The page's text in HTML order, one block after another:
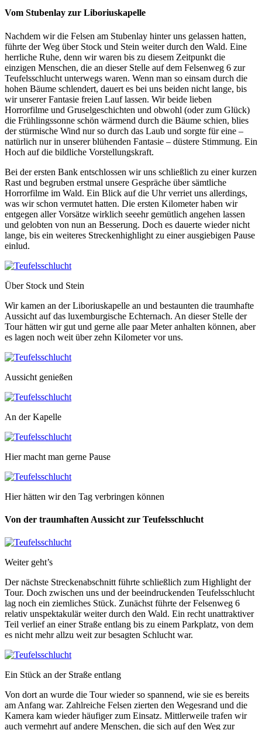
Vom Stubenlay zur Liboriuskapelle
Nachdem wir die Felsen am Stubenlay hinter uns gelassen hatten,
führte der Weg über Stock und Stein weiter durch den Wald. Eine
herrliche Ruhe, denn wir waren bis zu diesem Zeitpunkt die
einzigen Menschen, die an dieser Stelle auf dem Felsenweg 6 zur
Teufelsschlucht unterwegs waren. Wenn man so einsam durch die
hohen Bäume schlendert, dauert es bei uns beiden nicht lange, bis
wir unserer Fantasie freien Lauf lassen. Wir beide lieben
Horrorfilme und Gruselgeschichten und obwohl (oder zum Glück)
die Frühlingssonne schön wärmend durch die Bäume schien, blies
der stürmische Wind nur so durch das Laub und sorgte für eine –
natürlich nur in unserer blühenden Fantasie – düstere Stimmung. Ein
Hoch auf die bildliche Vorstellungskraft.
Bei der ersten Bank entschlossen wir uns schließlich zu einer kurzen
Rast und begruben erstmal unsere Gespräche über sämtliche
Horrorfilme im Wald. Ein Blick auf die Uhr verriet uns allerdings,
was wir schon vermutet hatten. Die ersten Kilometer haben wir
entgegen aller Vorsätze wirklich seeehr gemütlich angehen lassen
und gelobten von nun an Besserung. Doch es dauerte wieder nicht
lange, bis ein weiteres Streckenhighlight zu einer ausgiebigen Pause
einlud.
Über Stock und Stein
Wir kamen an der Liboriuskapelle an und bestaunten die traumhafte
Aussicht auf das luxemburgische Echternach. An dieser Stelle der
Tour hätten wir gut und gerne alle paar Meter anhalten können, aber
es lagen noch weit über zehn Kilometer vor uns.
Aussicht genießen
An der Kapelle
Hier macht man gerne Pause
Hier hätten wir den Tag verbringen können
Von der traumhaften Aussicht zur Teufelsschlucht
Weiter geht’s
Der nächste Streckenabschnitt führte schließlich zum Highlight der
Tour. Doch zwischen uns und der beeindruckenden Teufelsschlucht
lag noch ein ziemliches Stück. Zunächst führte der Felsenweg 6
relativ unspektakulär weiter durch den Wald. Ein recht unattraktiver
Teil verlief an einer Straße entlang bis zu einem Parkplatz, von dem
es nicht mehr allzu weit zur besagten Schlucht war.
Ein Stück an der Straße entlang
Von dort an wurde die Tour wieder so spannend, wie sie es bereits
am Anfang war. Zahlreiche Felsen zierten den Wegesrand und die
Kamera kam wieder häufiger zum Einsatz. Mittlerweile trafen wir
auch vermehrt auf andere Menschen, die sich auf den Weg zur